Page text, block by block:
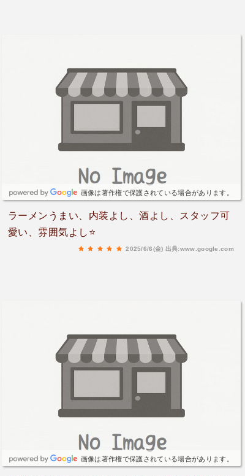
画像は著作権で保護されている場合があります。
ラーメンうまい、内装よし、酒よし、スタッフ可
愛い、雰囲気よし⭐️
2025/6/6(金) 出典:www.google.com
画像は著作権で保護されている場合があります。